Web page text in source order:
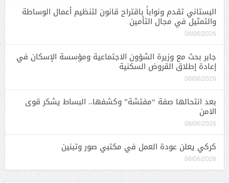
البستاني تقدم ونواباً باقتراح قانون لتنظيم أعمال الوساطة
والتمثيل في مجال التأمين
08/06/2026
جابر بحث مع وزيرة الشؤون الاجتماعية ومؤسسة الإسكان في
إعادة إطلاق القروض السكنية
08/06/2026
بعد انتحالها صفة “مفتشة” وكشفها.. البساط يشكر قوى
الامن
08/06/2026
كركي يعلن عودة العمل في مكتبي صور وتبنين
08/06/2026